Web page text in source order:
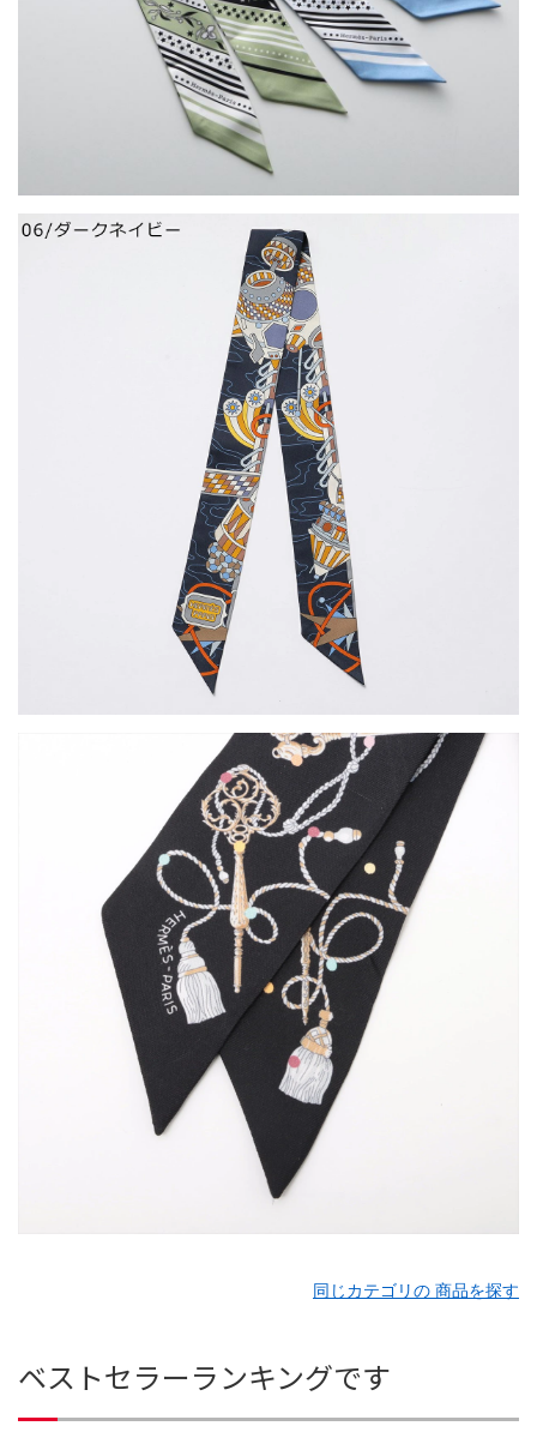
同じカテゴリの 商品を探す
ベストセラーランキングです